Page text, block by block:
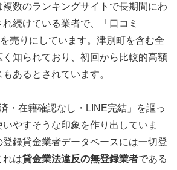
数のランキングサイトで長期間にわ
続けている業者で、「口コミ
売りにしています。津別町を含む全
く知られており、初回から比較的高額
あるとされています。
・在籍確認なし・LINE完結」を謳っ
やすそうな印象を作り出していま
録貸金業者データベースには一切登
れは貸金業法違反の無登録業者である